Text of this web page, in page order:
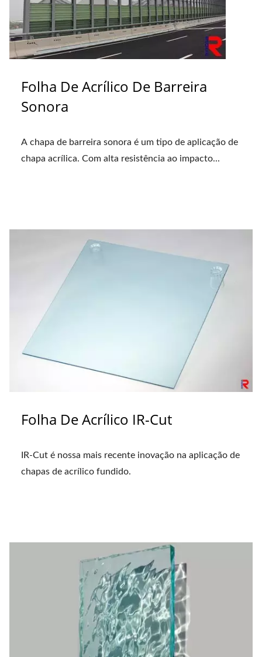
Folha De Acrílico De Barreira
Sonora
A chapa de barreira sonora é um tipo de aplicação de
chapa acrílica. Com alta resistência ao impacto...
Folha De Acrílico IR-Cut
IR-Cut é nossa mais recente inovação na aplicação de
chapas de acrílico fundido.